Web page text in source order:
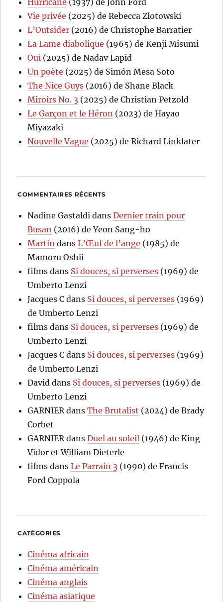
Hurricane (1937) de John Ford
Vie privée (2025) de Rebecca Zlotowski
L’Outsider (2016) de Christophe Barratier
La Lame diabolique (1965) de Kenji Misumi
Oui (2025) de Nadav Lapid
Un poète (2025) de Simón Mesa Soto
The Nice Guys (2016) de Shane Black
Miroirs No. 3 (2025) de Christian Petzold
Le Garçon et le Héron (2023) de Hayao
Miyazaki
Nouvelle Vague (2025) de Richard Linklater
COMMENTAIRES RÉCENTS
Nadine Gastaldi dansDernier train pour
Busan (2016) de Yeon Sang-ho
Martin dansL’Œuf de l’ange (1985) de
Mamoru Oshii
films dans Si douces, si perverses (1969) de
Umberto Lenzi
Jacques C dans Si douces, si perverses (1969)
de Umberto Lenzi
films dans Si douces, si perverses (1969) de
Umberto Lenzi
Jacques C dans Si douces, si perverses (1969)
de Umberto Lenzi
David dans Si douces, si perverses (1969) de
Umberto Lenzi
GARNIERdansThe Brutalist (2024) de Brady
Corbet
GARNIERdansDuel au soleil (1946) de King
Vidor et William Dieterle
films dansLe Parrain 3 (1990) de Francis
Ford Coppola
CATÉGORIES
Cinéma africain
Cinéma américain
Cinéma anglais
Cinéma asiatique